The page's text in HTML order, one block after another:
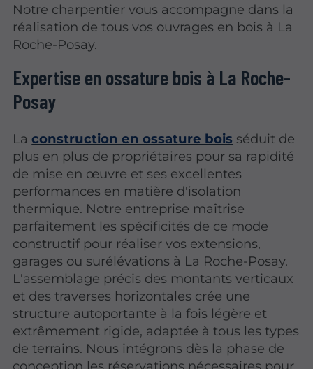
Notre charpentier vous accompagne dans la
réalisation de tous vos ouvrages en bois à La
Roche-Posay.
Expertise en ossature bois à La Roche-
Posay
Laconstruction en ossature bois séduit de
plus en plus de propriétaires pour sa rapidité
de mise en œuvre et ses excellentes
performances en matière d'isolation
thermique. Notre entreprise maîtrise
parfaitement les spécificités de ce mode
constructif pour réaliser vos extensions,
garages ou surélévations à La Roche-Posay.
L'assemblage précis des montants verticaux
et des traverses horizontales crée une
structure autoportante à la fois légère et
extrêmement rigide, adaptée à tous les types
de terrains. Nous intégrons dès la phase de